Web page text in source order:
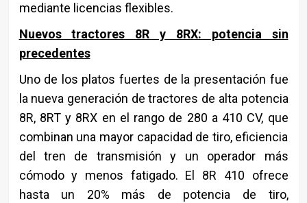
mediante licencias flexibles.
Nuevos tractores 8R y 8RX: potencia sin
precedentes
Uno de los platos fuertes de la presentación fue
la nueva generación de tractores de alta potencia
8R, 8RT y 8RX en el rango de 280 a 410 CV, que
combinan una mayor capacidad de tiro, eficiencia
del tren de transmisión y un operador más
cómodo y menos fatigado. El 8R 410 ofrece
hasta un 20% más de potencia de tiro,